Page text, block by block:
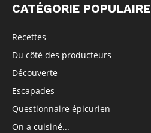
CATÉGORIE POPULAIRE
Recettes
Du côté des producteurs
Découverte
Escapades
Questionnaire épicurien
On a cuisiné...